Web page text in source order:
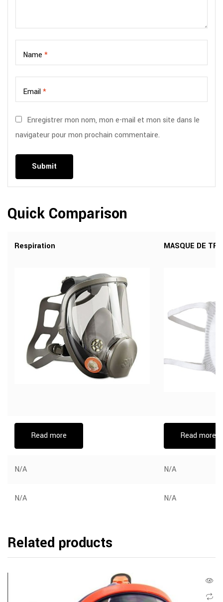
Name *
Email*
Enregistrer mon nom, mon e-mail et mon site dans le
navigateur pour mon prochain commentaire.
Quick Comparison
Respiration MASQUE DE
Read more Read more
N/A N/A
N/A N/A
Related products